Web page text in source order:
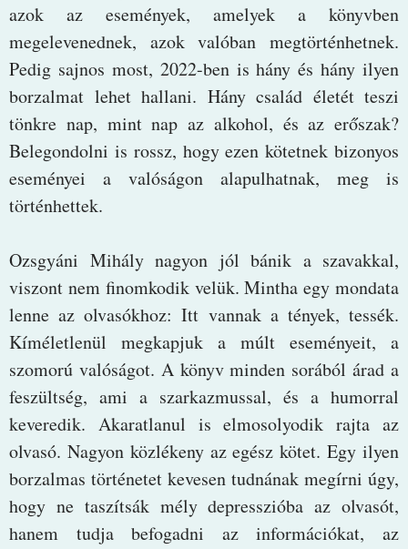
azok az események, amelyek a könyvben
megelevenednek, azok valóban megtörténhetnek.
Pedig sajnos most, 2022-ben is hány és hány ilyen
borzalmat lehet hallani. Hány család életét teszi
tönkre nap, mint nap az alkohol, és az erőszak?
Belegondolni is rossz, hogy ezen kötetnek bizonyos
eseményei a valóságon alapulhatnak, meg is
történhettek.
Ozsgyáni Mihály nagyon jól bánik a szavakkal,
viszont nem finomkodik velük. Mintha egy mondata
lenne az olvasókhoz: Itt vannak a tények, tessék.
Kíméletlenül megkapjuk a múlt eseményeit, a
szomorú valóságot. A könyv minden sorából árad a
feszültség, ami a szarkazmussal, és a humorral
keveredik. Akaratlanul is elmosolyodik rajta az
olvasó. Nagyon közlékeny az egész kötet. Egy ilyen
borzalmas történetet kevesen tudnának megírni úgy,
hogy ne taszítsák mély depresszióba az olvasót,
hanem tudja befogadni az információkat, az